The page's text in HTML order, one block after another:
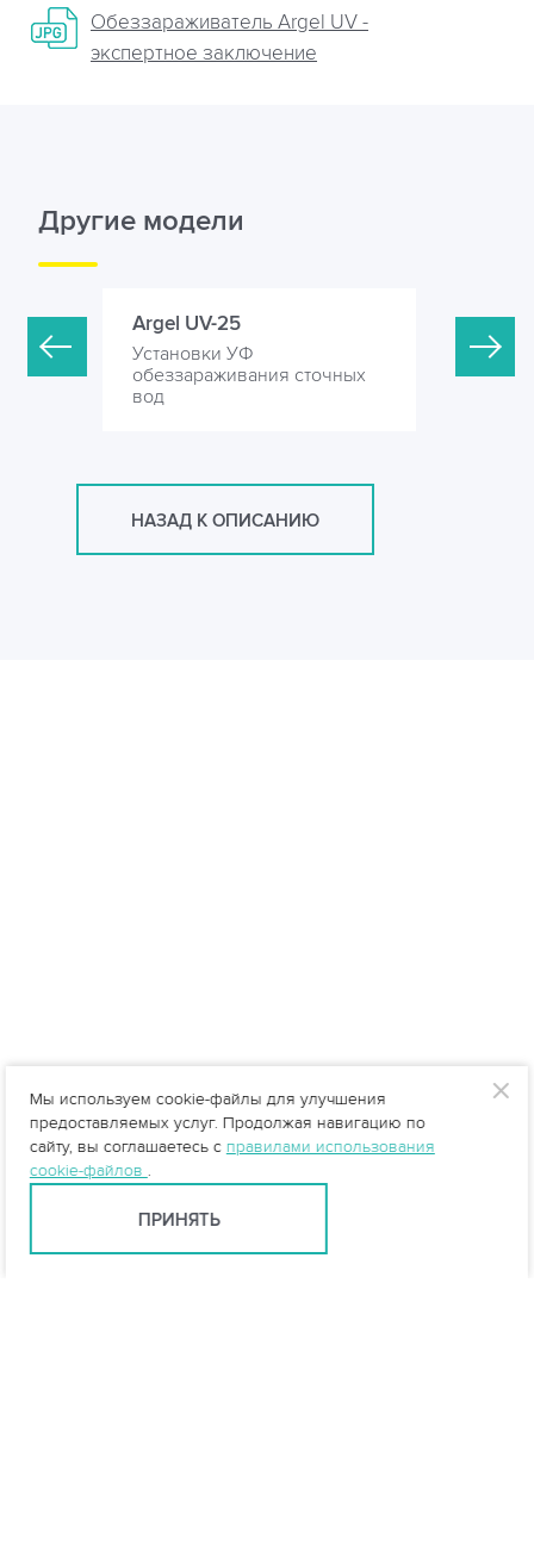
Обеззараживатель Argel UV -
экспертное заключение
Другие модели
Argel UV-25
Установки УФ
обеззараживания сточных
вод
Argel
НАЗАД К ОПИСАНИЮ
Мы используем cookie-файлы для улучшения
предоставляемых услуг. Продолжая навигацию по
сайту, вы соглашаетесь с правилами использования
cookie-файлов .
ПРИНЯТЬ